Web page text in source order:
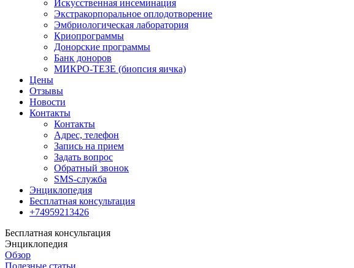
Искусственная инсеминация
Экстракорпоральное оплодотворение
Эмбриологическая лаборатория
Криопрограммы
Донорские программы
Банк доноров
МИКРО-ТЕЗЕ (биопсия яичка)
Цены
Отзывы
Новости
Контакты
Контакты
Адрес, телефон
Запись на прием
Задать вопрос
Обратный звонок
SMS-служба
Энциклопедия
Бесплатная консультация
+74959213426
Бесплатная консультация
Энциклопедия
Обзор
Полезные статьи